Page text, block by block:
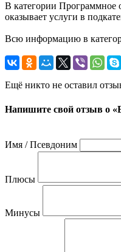
В категории Программное
оказывает услуги в
Всю информацию в
Ещё никто не оставил
Напишите свой отзыв о
Имя / Псевдоним
Плюсы
Минусы